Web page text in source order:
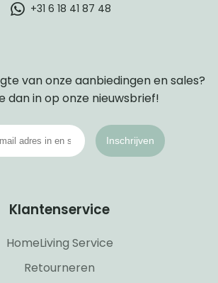
+31 6 18 41 87 48
van onze aanbiedingen en sales?
dan in op onze nieuwsbrief!
Inschrijven
Klantenservice
HomeLiving Service
Retourneren